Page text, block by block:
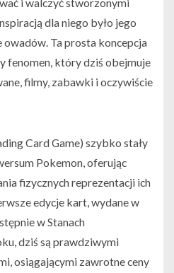
i walczyć stworzonymi
dla niego było jego
owadów. Ta prosta koncepcja
fenomen, który dziś obejmuje
filmy, zabawki i oczywiście
Card Game) szybko stały
Pokemon, oferując
fizycznych reprezentacji ich
edycje kart, wydane w
w Stanach
dziś są prawdziwymi
osiągającymi zawrotne ceny